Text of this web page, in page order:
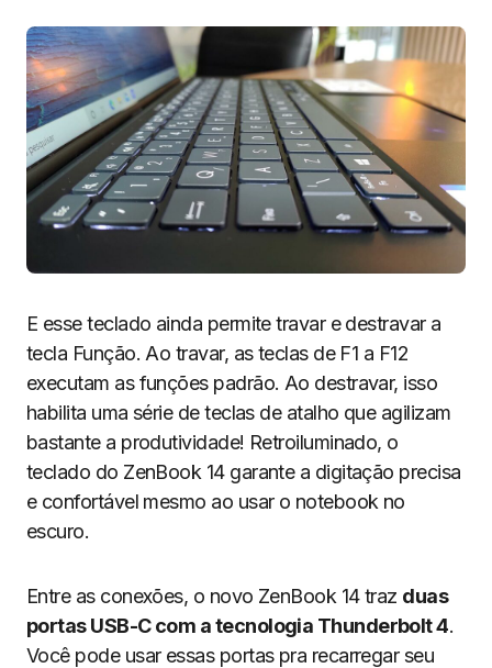
E esse teclado ainda permite travar e destravar a
tecla Função. Ao travar, as teclas de F1 a F12
executam as funções padrão. Ao destravar, isso
habilita uma série de teclas de atalho que agilizam
bastante a produtividade! Retroiluminado, o
teclado do ZenBook 14 garante a digitação precisa
e confortável mesmo ao usar o notebook no
escuro.
Entre as conexões, o novo ZenBook 14 traz duas
portas USB-C com a tecnologia Thunderbolt 4.
Você pode usar essas portas pra recarregar seu